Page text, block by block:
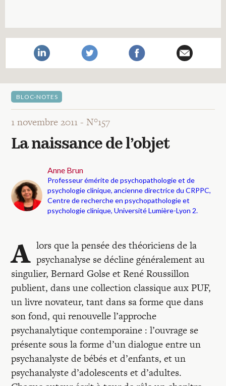
Recherches
Colloque
Mon panier
BLOC-NOTES
1 novembre 2011 -N°157
La naissance de l’objet
Anne Brun
Professeur émérite de psychopathologie et de
psychologie clinique, ancienne directrice du CRPPC,
Centre de recherche en psychopathologie et
psychologie clinique, Université Lumière-Lyon 2.
A lors que la pensée des théoriciens de la
psychanalyse se décline généralement au
singulier, Bernard Golse et René Roussillon
publient, dans une collection classique aux PUF,
un livre novateur, tant dans sa forme que dans
son fond, qui renouvelle l’approche
psychanalytique contemporaine : l’ouvrage se
présente sous la forme d’un dialogue entre un
psychanalyste de bébés et d’enfants, et un
psychanalyste d’adolescents et d’adultes.